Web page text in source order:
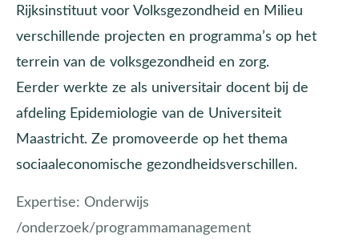
Rijksinstituut voor Volksgezondheid en Milieu
verschillende projecten en programma’s op het
terrein van de volksgezondheid en zorg.
Eerder werkte ze als universitair docent bij de
afdeling Epidemiologie van de Universiteit
Maastricht. Ze promoveerde op het thema
sociaaleconomische gezondheidsverschillen.
Expertise: Onderwijs
/onderzoek/programmamanagement